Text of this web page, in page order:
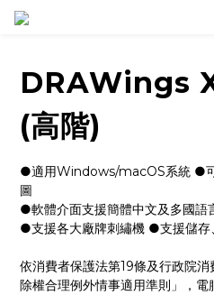
DRAWings
(高階)
●適用Windows/macOS系統 ●
圖
●軟體介面支援簡體中文及多國
●支援各大廠牌刺繡機 ●支援儲存
依消費者保護法第19條及行政院
除權合理例外情事適用準則」，